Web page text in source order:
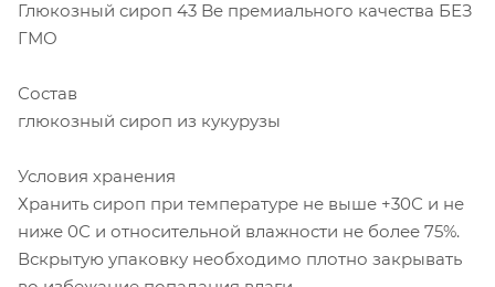
Глюкозный сироп 43 Be премиального качества БЕЗ
ГМО
Состав
глюкозный сироп из кукурузы
Условия хранения
Хранить сироп при температуре не выше +30С и не
ниже 0С и относительной влажности не более 75%.
Вскрытую упаковку необходимо плотно закрывать